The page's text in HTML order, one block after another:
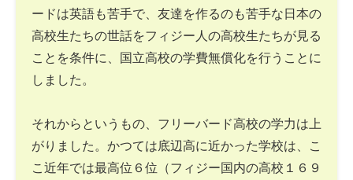
ードは英語も苦手で、友達を作るのも苦手な日本の
高校生たちの世話をフィジー人の高校生たちが見る
ことを条件に、国立高校の学費無償化を行うことに
しました。
それからというもの、フリーバード高校の学力は上
がりました。かつては底辺高に近かった学校は、こ
こ近年では最高位６位（フィジー国内の高校１６９